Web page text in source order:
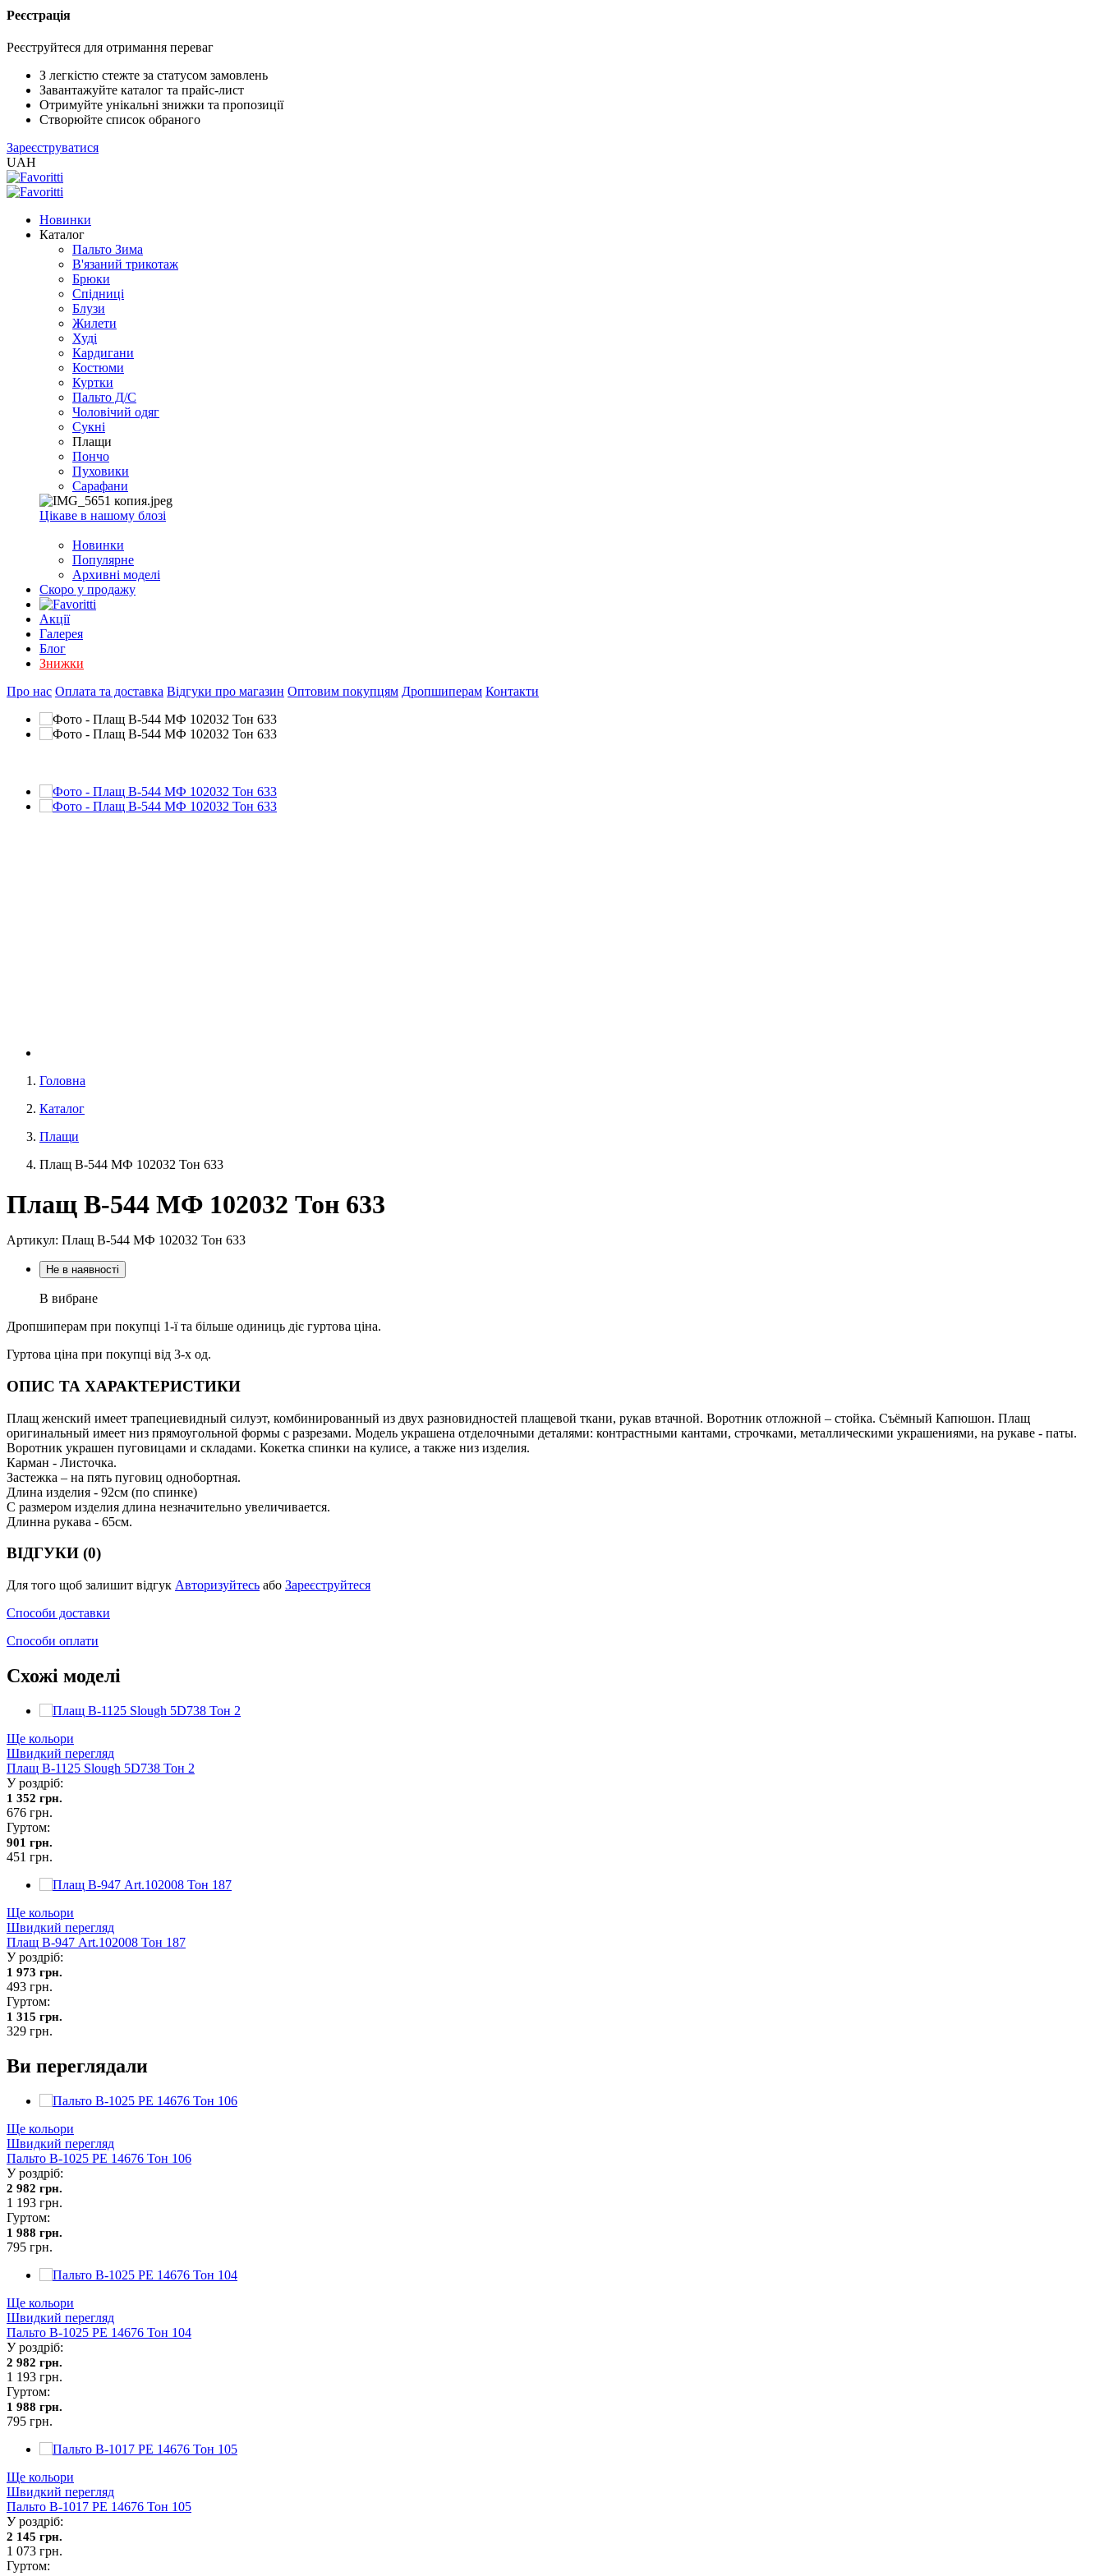
Реєстрація
Реєструйтеся для отримання переваг
З легкістю стежте за статусом замовлень
Завантажуйте каталог та прайс-лист
Отримуйте унікальні знижки та пропозиції
Створюйте список обраного
Зареєструватися
UAH
Новинки
Каталог
Пальто Зима
В'язаний трикотаж
Брюки
Спідниці
Блузи
Жилети
Худі
Кардигани
Костюми
Куртки
Пальто Д/С
Чоловічий одяг
Сукні
Плащи
Пончо
Пуховики
Сарафани
Цікаве в нашому блозі
Новинки
Популярне
Архивні моделі
Скоро у продажу
Акції
Галерея
Блог
Знижки
Про нас Оплата та доставка Відгуки про магазин Оптовим покупцям Дропшиперам Контакти
Головна
Каталог
Плащи
Плащ В-544 МФ 102032 Тон 633
Плащ В-544 МФ 102032 Тон 633
Артикул: Плащ В-544 МФ 102032 Тон 633
Не в наявності
В вибране
Дропшиперам при покупці 1-ї та більше одиниць діє гуртова ціна.
Гуртова ціна при покупці від 3-х од.
ОПИС ТА ХАРАКТЕРИСТИКИ
Плащ женский имеет трапециевидный силуэт, комбинированный из двух разновидностей плащевой ткани, рукав втачной. Воротник отложной – стойка. Съёмный Капюшон. Плащ
оригинальный имеет низ прямоугольной формы с разрезами. Модель украшена отделочными деталями: контрастными кантами, строчками, металлическими украшениями, на рукаве - паты.
Воротник украшен пуговицами и складами. Кокетка спинки на кулисе, а также низ изделия.
Карман - Листочка.
Застежка – на пять пуговиц однобортная.
Длина изделия - 92см (по спинке)
С размером изделия длина незначительно увеличивается.
Длинна рукава - 65см.
ВІДГУКИ (0)
Для того щоб залишит відгук Авторизуйтесь або Зареєструйтеся
Способи доставки
Способи оплати
Схожі моделі
Ще кольори
Швидкий перегляд
Плащ В-1125 Slough 5D738 Тон 2
У роздріб:
1 352 грн.
676 грн.
Гуртом:
901 грн.
451 грн.
Ще кольори
Швидкий перегляд
Плащ В-947 Art.102008 Тон 187
У роздріб:
1 973 грн.
493 грн.
Гуртом:
1 315 грн.
329 грн.
Ви переглядали
Ще кольори
Швидкий перегляд
Пальто В-1025 PE 14676 Тон 106
У роздріб:
2 982 грн.
1 193 грн.
Гуртом:
1 988 грн.
795 грн.
Ще кольори
Швидкий перегляд
Пальто В-1025 PE 14676 Тон 104
У роздріб:
2 982 грн.
1 193 грн.
Гуртом:
1 988 грн.
795 грн.
Ще кольори
Швидкий перегляд
Пальто В-1017 PE 14676 Тон 105
У роздріб:
2 145 грн.
1 073 грн.
Гуртом:
/
2005
(Розн.)
/
EXCEL
2005
(Опт)
XLSX